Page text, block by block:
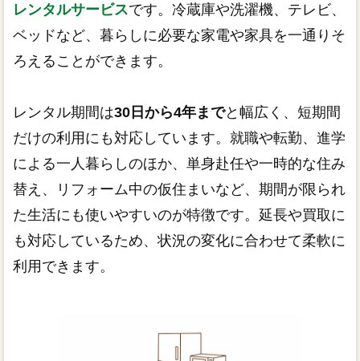
レンタルサービスです。冷蔵庫や洗濯機、テレビ、
ベッドなど、暮らしに必要な家電や家具を一通りそ
ろえることができます。
レンタル期間は30日から4年までと幅広く、短期間
だけの利用にも対応しています。就職や転勤、進学
による一人暮らしのほか、単身赴任や一時的な住み
替え、リフォーム中の仮住まいなど、期間が限られ
た生活にも使いやすいのが特徴です。延長や買取に
も対応しているため、状況の変化に合わせて柔軟に
利用できます。